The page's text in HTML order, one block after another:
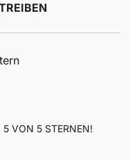
5 VON 5 STERNEN!